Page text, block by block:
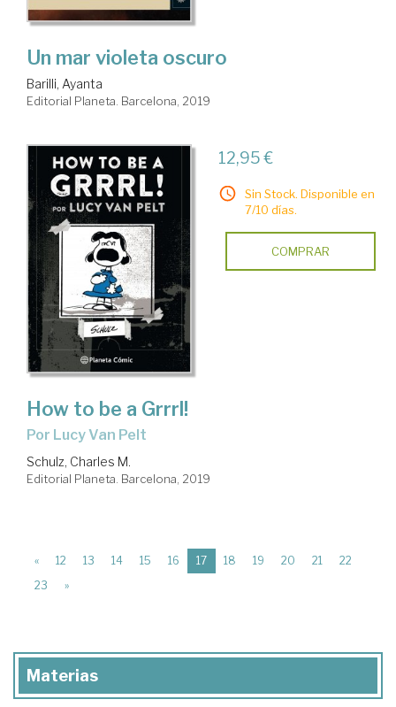
Un mar violeta oscuro
Barilli, Ayanta
Editorial Planeta. Barcelona, 2019
12,95 €
Sin Stock. Disponible en
7/10 días.
COMPRAR
How to be a Grrrl!
por Lucy Van Pelt
Schulz, Charles M.
Editorial Planeta. Barcelona, 2019
« 12 13 14 15 16 17(current)
18 19 20 21
22
23
»
Materias